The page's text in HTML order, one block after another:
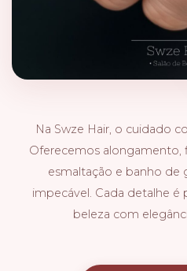
Na Swze Hair, o cuidado
Oferecemos alongamento,
esmaltação e banho de
impecável. Cada detalhe é
beleza com